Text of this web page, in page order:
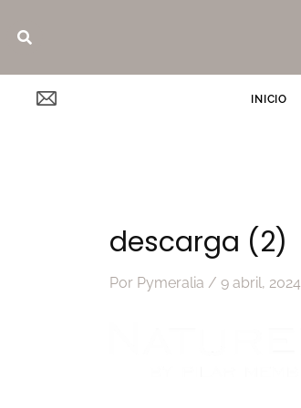
Buscar
INICIO
descarga (2)
Por Pymeralia / 9 abril, 2024